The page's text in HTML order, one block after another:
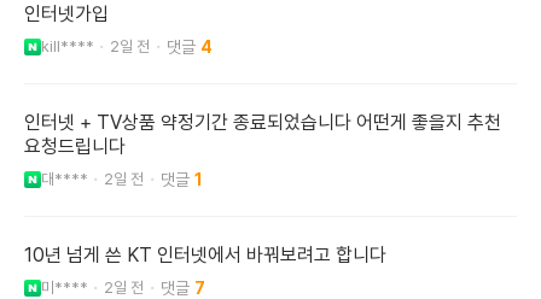
인터넷가입
kill**** 2일 전 4
인터넷 + TV상품 약정기간 종료되었습니다 어떤게 좋을지 추천
요청드립니다
대**** 2일 전 1
10년 넘게 쓴 KT 인터넷에서 바꿔보려고 합니다
미**** 2일 전 7